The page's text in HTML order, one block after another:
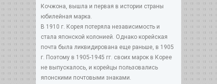
Кочжона, вышла и первая в истории страны
юбилейная марка.
В 1910 г. Корея потеряла независимость и
стала японской колонией. Однако корейская
почта была ликвидирована еще раньше, в 1905
г. Поэтому в 1905-1945 гг. своих марок в Корее
не выпускалось, и корейцы пользовались
японскими почтовыми знаками.